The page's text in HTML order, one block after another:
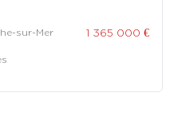
sur-Mer 1 365 000 €